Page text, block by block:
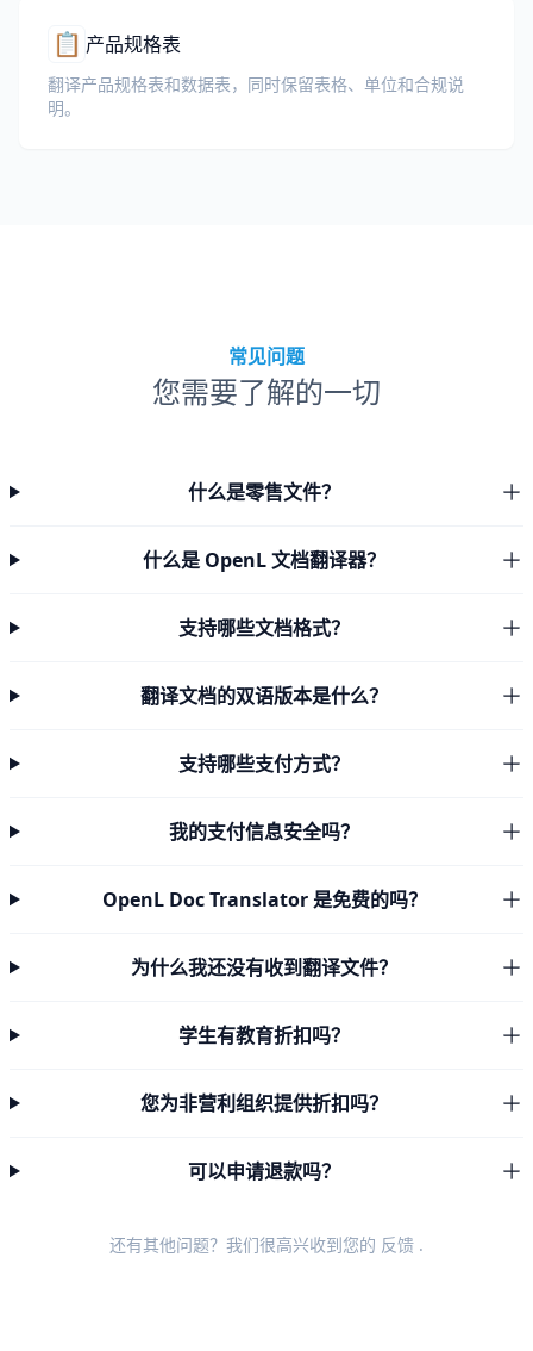
📋 产品规格表
翻译产品规格表和数据表，同时保留表格、单位和合规说
明。
常见问题
您需要了解的一切
什么是零售文件？
什么是 OpenL 文档翻译器？
支持哪些文档格式？
翻译文档的双语版本是什么？
支持哪些支付方式？
我的支付信息安全吗？
OpenL Doc Translator 是免费的吗？
为什么我还没有收到翻译文件？
学生有教育折扣吗？
您为非营利组织提供折扣吗？
可以申请退款吗？
还有其他问题？我们很高兴收到您的 反馈 .